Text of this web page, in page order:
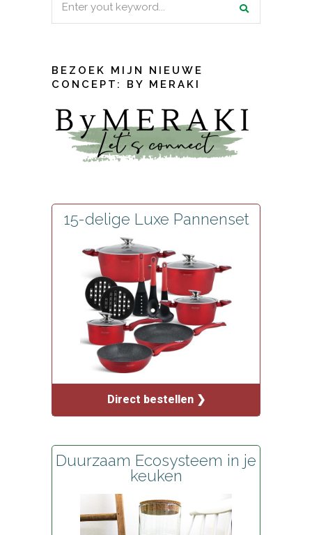
BEZOEK MIJN NIEUWE
CONCEPT: BY MERAKI
15-delige Luxe Pannenset
Direct bestellen ❯
Duurzaam Ecosysteem in je
keuken